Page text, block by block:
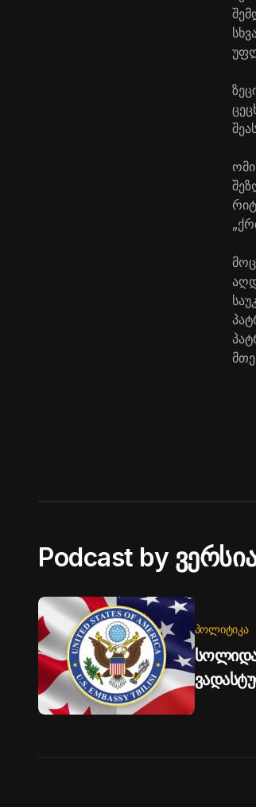
Podcast by
ᲞᲝᲚᲘᲢᲘᲙᲐ